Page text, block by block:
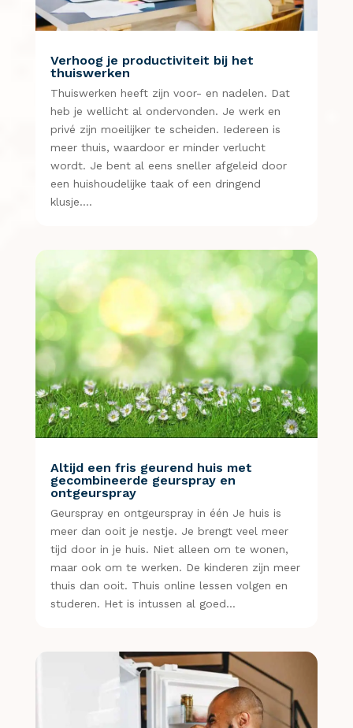
Verhoog je productiviteit bij het
thuiswerken
Thuiswerken heeft zijn voor- en nadelen. Dat
heb je wellicht al ondervonden. Je werk en
privé zijn moeilijker te scheiden. Iedereen is
meer thuis, waardoor er minder verlucht
wordt. Je bent al eens sneller afgeleid door
een huishoudelijke taak of een dringend
klusje….
Altijd een fris geurend huis met
gecombineerde geurspray en
ontgeurspray
Geurspray en ontgeurspray in één Je huis is
meer dan ooit je nestje. Je brengt veel meer
tijd door in je huis. Niet alleen om te wonen,
maar ook om te werken. De kinderen zijn meer
thuis dan ooit. Thuis online lessen volgen en
studeren. Het is intussen al goed…